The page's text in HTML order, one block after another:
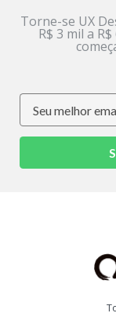
Torne-se UX
R$ 3 mil a